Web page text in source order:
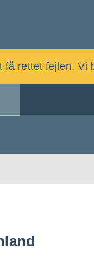
rettet fejlen. Vi